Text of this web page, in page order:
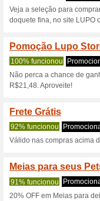
4
Filtro:
Vá para
Receba